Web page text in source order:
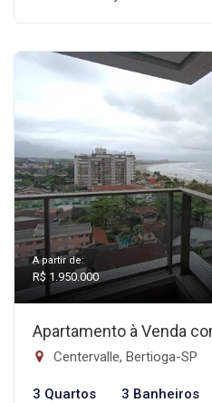
A partir de:
R$ 1.950.000
Apartamento à Venda
Centervalle, Bertioga-SP
3 Quartos 3 Banheiros